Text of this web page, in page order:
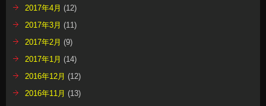
2017年4月 (12)
2017年3月 (11)
2017年2月 (9)
2017年1月 (14)
2016年12月 (12)
2016年11月 (13)